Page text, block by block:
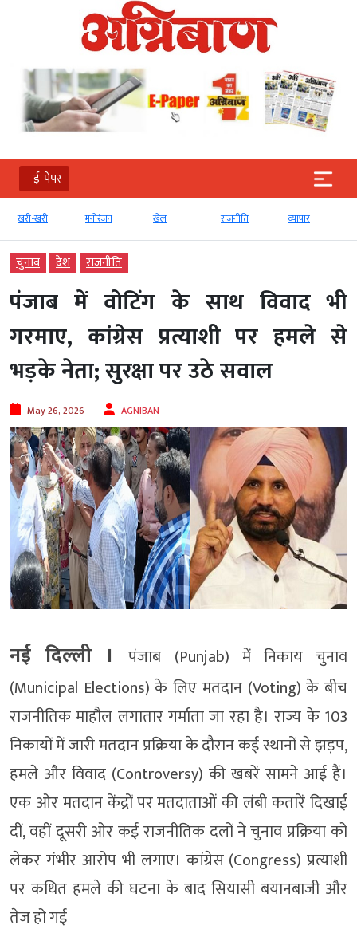
ई-पेपर
मनोरंजन
चुनाव देश राजनीति
पंजाब में वोटिंग के साथ विवाद भी
गरमाए, कांग्रेस प्रत्याशी पर हमले से
भड़के नेता; सुरक्षा पर उठे सवाल
May 26, 2026 AGNIBAN
नई दिल्ली ।पंजाब (Punjab) में निकाय चुनाव
(Municipal Elections) के लिए मतदान (Voting) के बीच
राजनीतिक माहौल लगातार गर्माता जा रहा है। राज्य के 103
निकायों में जारी मतदान प्रक्रिया के दौरान कई स्थानों से झड़प,
हमले और विवाद (Controversy) की खबरें सामने आई हैं।
एक ओर मतदान केंद्रों पर मतदाताओं की लंबी कतारें दिखाई
दीं, वहीं दूसरी ओर कई राजनीतिक दलों ने चुनाव प्रक्रिया को
लेकर गंभीर आरोप भी लगाए। कांग्रेस (Congress) प्रत्याशी
पर कथित हमले की घटना के बाद सियासी बयानबाजी और
तेज हो गई